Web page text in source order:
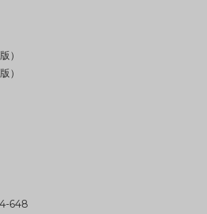
）
）
648